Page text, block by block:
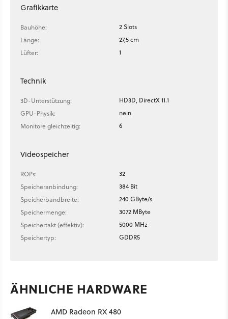
Grafikkarte
Bauhöhe:
2 Slots
Länge:
27,5 cm
Lüfter:
1
Technik
3D-Unterstützung:
HD3D, DirectX 11.1
GPU-Physik:
nein
Monitore gleichzeitig:
6
Videospeicher
ROPs:
32
Speicheranbindung:
384 Bit
Speicherbandbreite:
240 GByte/s
Speichermenge:
3072 MByte
Speichertakt (effektiv):
5000 MHz
Speichertyp:
GDDR5
ÄHNLICHE HARDWARE
AMD Radeon RX 480